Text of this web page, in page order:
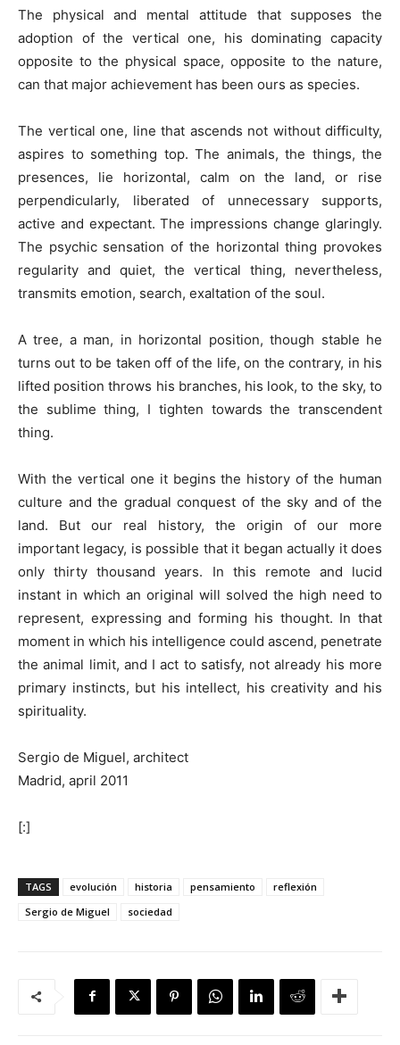
The physical and mental attitude that supposes the
adoption of the vertical one, his dominating capacity
opposite to the physical space, opposite to the nature,
can that major achievement has been ours as species.
The vertical one, line that ascends not without difficulty,
aspires to something top. The animals, the things, the
presences, lie horizontal, calm on the land, or rise
perpendicularly, liberated of unnecessary supports,
active and expectant. The impressions change glaringly.
The psychic sensation of the horizontal thing provokes
regularity and quiet, the vertical thing, nevertheless,
transmits emotion, search, exaltation of the soul.
A tree, a man, in horizontal position, though stable he
turns out to be taken off of the life, on the contrary, in his
lifted position throws his branches, his look, to the sky, to
the sublime thing, I tighten towards the transcendent
thing.
With the vertical one it begins the history of the human
culture and the gradual conquest of the sky and of the
land. But our real history, the origin of our more
important legacy, is possible that it began actually it does
only thirty thousand years. In this remote and lucid
instant in which an original will solved the high need to
represent, expressing and forming his thought. In that
moment in which his intelligence could ascend, penetrate
the animal limit, and I act to satisfy, not already his more
primary instincts, but his intellect, his creativity and his
spirituality.
Sergio de Miguel, architect
Madrid, april 2011
[:]
TAGS evolución historia pensamiento
reflexión
Sergio de Miguel
sociedad